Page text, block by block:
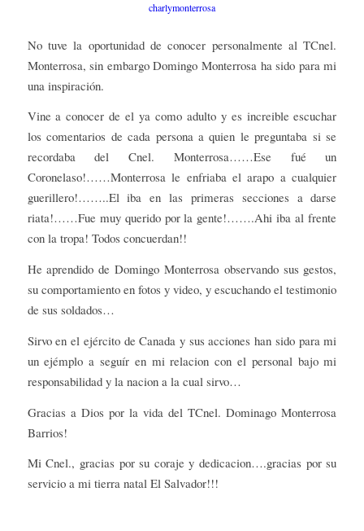
charlymonterrosa
No tuve la oportunidad de conocer personalmente al TCnel.
Monterrosa, sin embargo Domingo Monterrosa ha sido para mi
una inspiración.
Vine a conocer de el ya como adulto y es increible escuchar
los comentarios de cada persona a quien le preguntaba si se
recordaba del Cnel. Monterrosa……Ese fué un
Coronelaso!……Monterrosa le enfriaba el arapo a cualquier
guerillero!……..El iba en las primeras secciones a darse
riata!……Fue muy querido por la gente!…….Ahi iba al frente
con la tropa! Todos concuerdan!!
He aprendido de Domingo Monterrosa observando sus gestos,
su comportamiento en fotos y video, y escuchando el testimonio
de sus soldados…
Sirvo en el ejército de Canada y sus acciones han sido para mi
un ejémplo a seguír en mi relacion con el personal bajo mi
responsabilidad y la nacion a la cual sirvo…
Gracias a Dios por la vida del TCnel. Dominago Monterrosa
Barrios!
Mi Cnel., gracias por su coraje y dedicacion….gracias por su
servicio a mi tierra natal El Salvador!!!